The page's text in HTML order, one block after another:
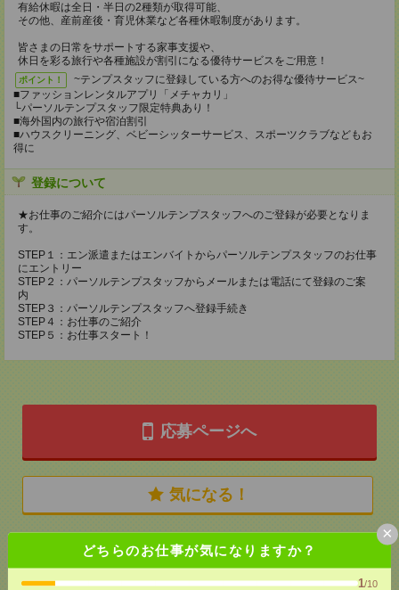
どちらのお仕事が気になりますか？
1/10
×
有給休暇は全日・半日の2種類が取得可能、
その他、産前産後・育児休業など各種休暇制度があります。
皆さまの日常をサポートする家事支援や、
休日を彩る旅行や各種施設が割引になる優待サービスをご用意！
ポイント！
~テンプスタッフに登録している方へのお得な優待サービス~
■ファッションレンタルアプリ「メチャカリ」
└パーソルテンプスタッフ限定特典あり！
■海外国内の旅行や宿泊割引
■ハウスクリーニング、ベビーシッターサービス、スポーツクラブなどもお
得に
登録について
★お仕事のご紹介にはパーソルテンプスタッフへのご登録が必要となりま
す。
STEP１：エン派遣またはエンバイトからパーソルテンプスタッフのお仕事
にエントリー
STEP２：パーソルテンプスタッフからメールまたは電話にて登録のご案
内
STEP３：パーソルテンプスタッフへ登録手続き
STEP４：お仕事のご紹介
STEP５：お仕事スタート！
応募ページへ
気になる！
メール で送る LINEで送る